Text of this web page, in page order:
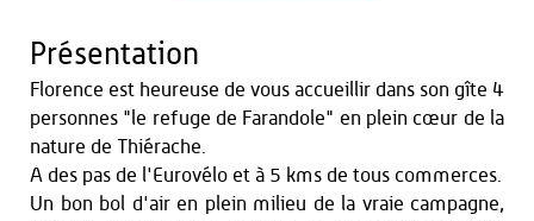
Présentation
Florence est heureuse de vous accueillir dans son gîte 4
personnes "le refuge de Farandole" en plein cœur de la
nature de Thiérache.
A des pas de l'Eurovélo et à 5 kms de tous commerces.
Un bon bol d'air en plein milieu de la vraie campagne,